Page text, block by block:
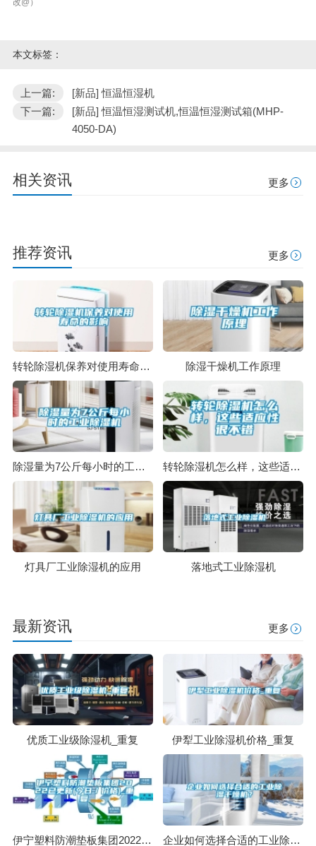
改@）
本文标签：
上一篇:
[新品] 恒温恒湿机
下一篇:
[新品] 恒温恒湿测试机,恒温恒湿测试箱(MHP-
4050-DA)
相关资讯 更多
推荐资讯 更多
转轮除湿机保养对使用寿命的影响 除湿干燥机工作原理
除湿量为7公斤每小时的工业除湿机 转轮除湿机怎么样，这些适应性很不错
灯具厂工业除湿机的应用 落地式工业除湿机
最新资讯 更多
优质工业级除湿机_重复 伊犁工业除湿机价格_重复
伊宁塑料防潮垫板集团2022已更新(今日／价格)_重复 企业如何选择合适的工业除湿干燥机？